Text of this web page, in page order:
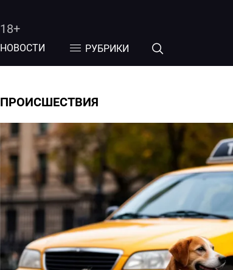
18+
НОВОСТИ РУБРИКИ
ПРОИСШЕСТВИЯ